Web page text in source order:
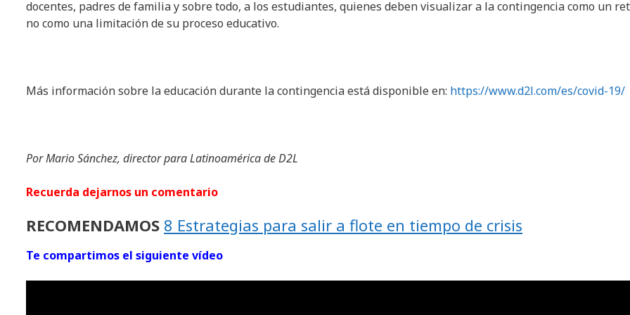
docentes, padres de familia y sobre todo, a los estudiantes, quienes deben visualizar a la contingencia como un
no como una limitación de su proceso educativo.
Más información sobre la educación durante la contingencia está disponible en: https://www.d2l.com/es/covid-19/
Por Mario Sánchez, director para Latinoamérica de D2L
Recuerda dejarnos un comentario
RECOMENDAMOS 8 Estrategias para salir a flote en tiempo de crisis
Te compartimos el siguiente vídeo